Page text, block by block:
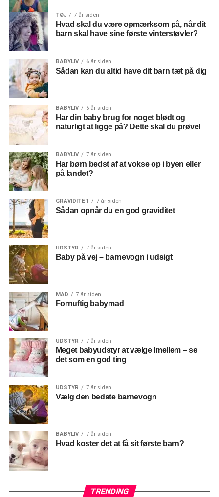
ud. Uanset hvad, kan du være sikker på din datter vil blive
glad for det. Det behøver ikke være dyrt, du kan sagtens
købe en masse smukkesmykkertil en god pris.
TØJ 7 år siden
Hvad skal du være opmærksom på, når dit
barn skal have sine første vinterstøvler?
BABYLIV 6 år siden
Sådan kan du altid have dit barn tæt på dig
BABYLIV 5 år siden
Har din baby brug for noget blødt og
naturligt at ligge på? Dette skal du prøve!
BABYLIV 7 år siden
Har børn bedst af at vokse op i byen eller
på landet?
GRAVIDITET 7 år siden
Sådan opnår du en god graviditet
UDSTYR 7 år siden
Baby på vej – barnevogn i udsigt
MAD 7 år siden
Fornuftig babymad
UDSTYR 7 år siden
Meget babyudstyr at vælge imellem – se
det som en god ting
UDSTYR 7 år siden
Vælg den bedste barnevogn
BABYLIV 7 år siden
Hvad koster det at få sit første barn?
TRENDING